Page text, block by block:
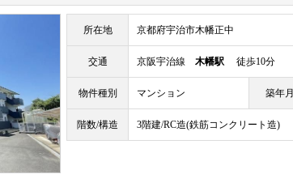
所在地 京都府宇治市木幡正中
交通 京阪宇治線 木幡駅 徒歩10分
物件種別 マンション 築年月
階数/構造 3階建/RC造(鉄筋コンクリート造)